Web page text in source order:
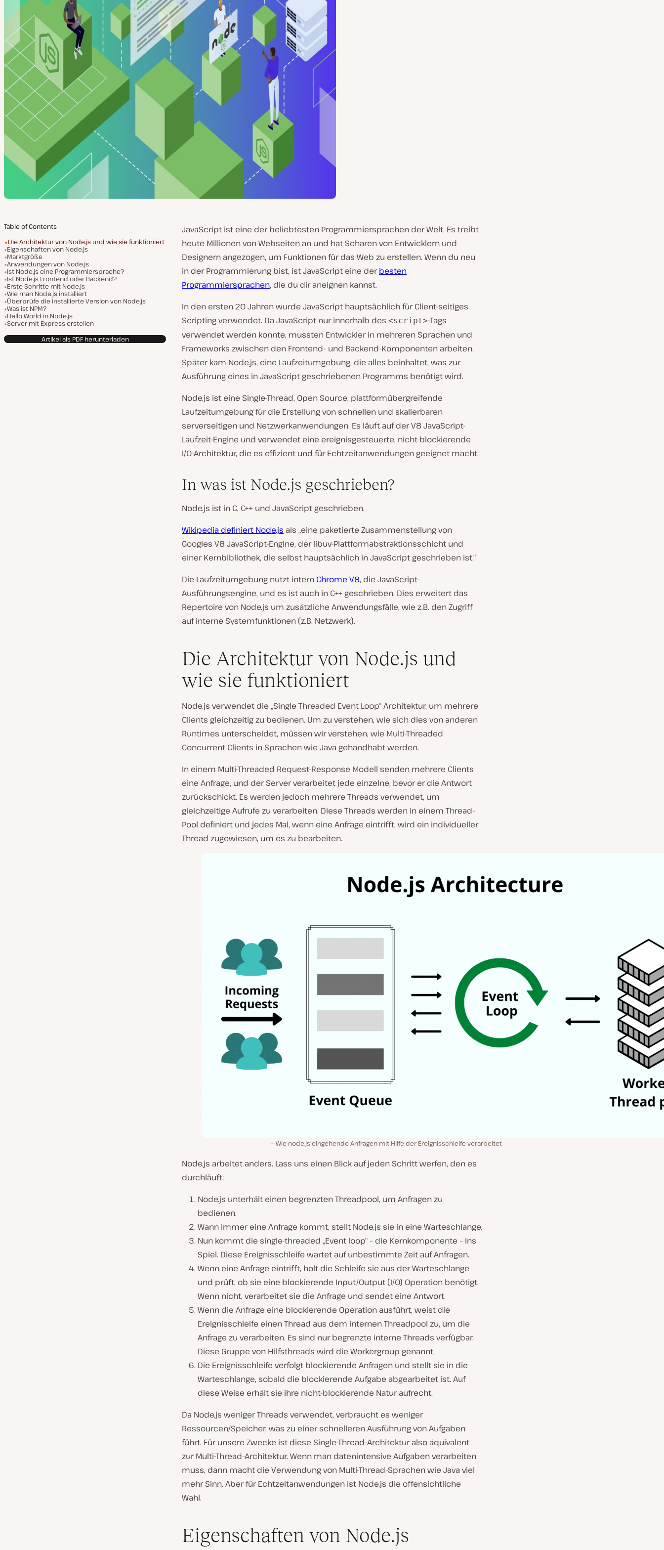
Table of Contents
Die Architektur von Node.js und wie sie funktioniert
Eigenschaften von Node.js
Marktgröße
Anwendungen von Node.js
Ist Node.js eine Programmiersprache?
Ist Node.js Frontend oder Backend?
Erste Schritte mit Node.js
Wie man Node.js installiert
Überprüfe die installierte Version von Node.js
Was ist NPM?
Hello World in Node.js
Server mit Express erstellen
Artikel als PDF herunterladen
JavaScript ist eine der beliebtesten Programmiersprachen der Welt. Es treibt
heute Millionen von Webseiten an und hat Scharen von Entwicklern und
Designern angezogen, um Funktionen für das Web zu erstellen. Wenn du neu
in der Programmierung bist, ist JavaScript eine derbesten
Programmiersprachen, die du dir aneignen kannst.
In den ersten 20 Jahren wurde JavaScript hauptsächlich für Client-seitiges
Scripting verwendet. Da JavaScript nur innerhalb des <script>-Tags
verwendet werden konnte, mussten Entwickler in mehreren Sprachen und
Frameworks zwischen den Frontend- und Backend-Komponenten arbeiten.
Später kam Node.js, eine Laufzeitumgebung, die alles beinhaltet, was zur
Ausführung eines in JavaScript geschriebenen Programms benötigt wird.
Node.js ist eine Single-Thread, Open Source, plattformübergreifende
Laufzeitumgebung für die Erstellung von schnellen und skalierbaren
serverseitigen und Netzwerkanwendungen. Es läuft auf der V8 JavaScript-
Laufzeit-Engine und verwendet eine ereignisgesteuerte, nicht-blockierende
I/O-Architektur, die es effizient und für Echtzeitanwendungen geeignet macht.
In was ist Node.js geschrieben?
Node.js ist in C, C++ und JavaScript geschrieben.
Wikipedia definiert Node.js als „eine paketierte Zusammenstellung von
Googles V8 JavaScript-Engine, der libuv-Plattformabstraktionsschicht und
einer Kernbibliothek, die selbst hauptsächlich in JavaScript geschrieben ist.“
Die Laufzeitumgebung nutzt intern Chrome V8, die JavaScript-
Ausführungsengine, und es ist auch in C++ geschrieben. Dies erweitert das
Repertoire von Node.js um zusätzliche Anwendungsfälle, wie z.B. den Zugriff
auf interne Systemfunktionen (z.B. Netzwerk).
Die Architektur von Node.js und
wie sie funktioniert
Node.js verwendet die „Single Threaded Event Loop“ Architektur, um mehrere
Clients gleichzeitig zu bedienen. Um zu verstehen, wie sich dies von anderen
Runtimes unterscheidet, müssen wir verstehen, wie Multi-Threaded
Concurrent Clients in Sprachen wie Java gehandhabt werden.
In einem Multi-Threaded Request-Response Modell senden mehrere Clients
eine Anfrage, und der Server verarbeitet jede einzelne, bevor er die Antwort
zurückschickt. Es werden jedoch mehrere Threads verwendet, um
gleichzeitige Aufrufe zu verarbeiten. Diese Threads werden in einem Thread-
Pool definiert und jedes Mal, wenn eine Anfrage eintrifft, wird ein individueller
Thread zugewiesen, um es zu bearbeiten.
Wie node.js eingehende Anfragen mit Hilfe der Ereignisschleife verarbeitet
Node.js arbeitet anders. Lass uns einen Blick auf jeden Schritt werfen, den es
durchläuft:
Node.js unterhält einen begrenzten Threadpool, um Anfragen zu
bedienen.
Wann immer eine Anfrage kommt, stellt Node.js sie in eine Warteschlange.
Nun kommt die single-threaded „Event loop“ – die Kernkomponente – ins
Spiel. Diese Ereignisschleife wartet auf unbestimmte Zeit auf Anfragen.
Wenn eine Anfrage eintrifft, holt die Schleife sie aus der Warteschlange
und prüft, ob sie eine blockierende Input/Output (I/O) Operation benötigt.
Wenn nicht, verarbeitet sie die Anfrage und sendet eine Antwort.
Wenn die Anfrage eine blockierende Operation ausführt, weist die
Ereignisschleife einen Thread aus dem internen Threadpool zu, um die
Anfrage zu verarbeiten. Es sind nur begrenzte interne Threads verfügbar.
Diese Gruppe von Hilfsthreads wird die Workergroup genannt.
Die Ereignisschleife verfolgt blockierende Anfragen und stellt sie in die
Warteschlange, sobald die blockierende Aufgabe abgearbeitet ist. Auf
diese Weise erhält sie ihre nicht-blockierende Natur aufrecht.
Da Node.js weniger Threads verwendet, verbraucht es weniger
Ressourcen/Speicher, was zu einer schnelleren Ausführung von Aufgaben
führt. Für unsere Zwecke ist diese Single-Thread-Architektur also äquivalent
zur Multi-Thread-Architektur. Wenn man datenintensive Aufgaben verarbeiten
muss, dann macht die Verwendung von Multi-Thread-Sprachen wie Java viel
mehr Sinn. Aber für Echtzeitanwendungen ist Node.js die offensichtliche
Wahl.
Eigenschaften von Node.js